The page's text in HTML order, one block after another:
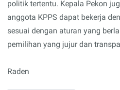
politik tertentu. Kepala Pekon
anggota KPPS dapat bekerja
sesuai dengan aturan yang
pemilihan yang jujur dan
Raden